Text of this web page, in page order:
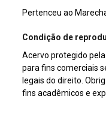
Pertenceu ao
Condição de
Acervo protegido
para fins comerciais
legais do direito.
fins acadêmicos e